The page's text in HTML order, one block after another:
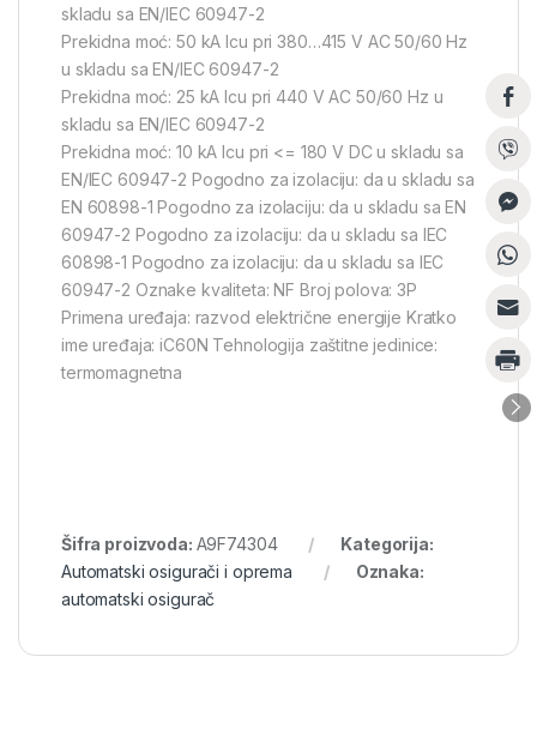
skladu sa EN/IEC 60947-2
Prekidna moć: 50 kA Icu pri 380…415 V AC 50/60 Hz
u skladu sa EN/IEC 60947-2
Prekidna moć: 25 kA Icu pri 440 V AC 50/60 Hz u
skladu sa EN/IEC 60947-2
Prekidna moć: 10 kA Icu pri <= 180 V DC u skladu sa
EN/IEC 60947-2 Pogodno za izolaciju: da u skladu sa
EN 60898-1 Pogodno za izolaciju: da u skladu sa EN
60947-2 Pogodno za izolaciju: da u skladu sa IEC
60898-1 Pogodno za izolaciju: da u skladu sa IEC
60947-2 Oznake kvaliteta: NF Broj polova: 3P
Primena uređaja: razvod električne energije Kratko
ime uređaja: iC60N Tehnologija zaštitne jedinice:
termomagnetna
Šifra proizvoda: A9F74304
Kategorija:
Automatski osigurači i oprema
Oznaka:
automatski osigurač